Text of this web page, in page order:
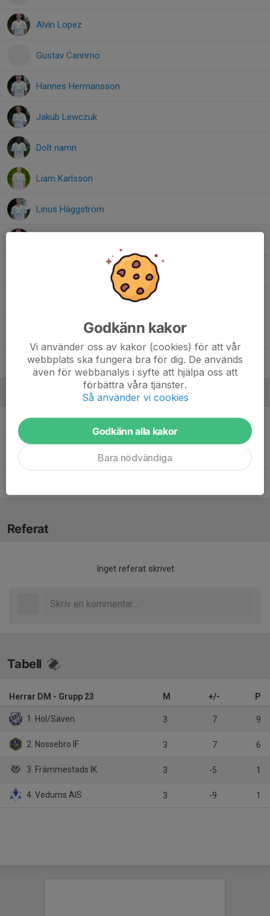
Alvin Lopez
Gustav Cannmo
Hannes Hermansson
Jakub Lewczuk
Dolt namn
Liam Karlsson
Linus Häggström
Viktor Johansson
1. William Bertilsson, Essungaalliansen J-lag
Karl WernebrattCoach
Lagledare
Referat
Inget referat skrivet
Tabell
Herrar DM - Grupp 23 M +/- P
1. Hol/Säven 3 7 9
2. Nossebro IF 3 7 6
3. Främmestads IK 3 -5 1
4. Vedums AIS 3 -9 1
Godkänn kakor
Vi använder oss av kakor (cookies) för att vår
webbplats ska fungera bra för dig. De används
även för webbanalys i syfte att hjälpa oss att
förbättra våra tjänster.
Så använder vi cookies
Godkänn alla kakor
Bara nödvändiga